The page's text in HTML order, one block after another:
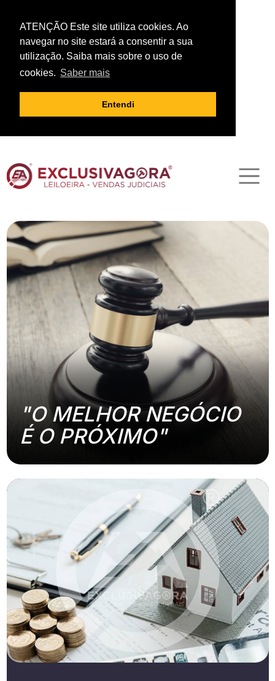
ATENÇÃO Este site utiliza cookies. Ao
navegar no site estará a consentir a sua
utilização. Saiba mais sobre o uso de
cookies. Saber mais
Entendi
"O MELHOR NEGÓCIO
É O PRÓXIMO"